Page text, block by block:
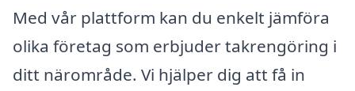
Med vår plattform kan du enkelt jämföra
olika företag som erbjuder takrengöring i
ditt närområde. Vi hjälper dig att få in